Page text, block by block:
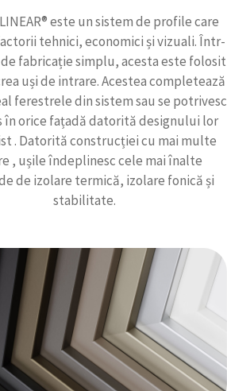
este un sistem de profile care
tehnici, economici și vizuali. Într-
fabricație simplu, acesta este folosit
uși de intrare. Acestea completează
ferestrele din sistem sau se potrivesc
în orice fațadă datorită designului lor
. Datorită construcției cu mai multe
, ușile îndeplinesc cele mai înalte
de izolare termică, izolare fonică și
stabilitate.